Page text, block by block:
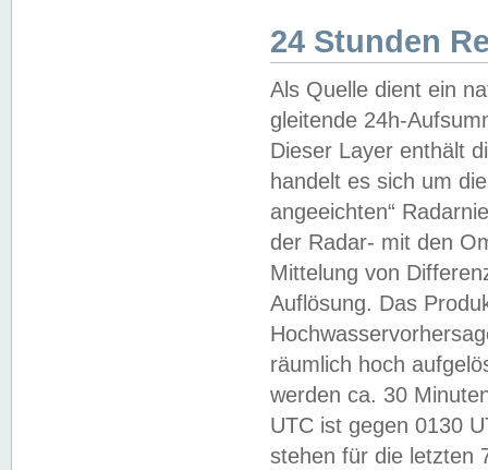
24 Stunden
Als Quelle dient ein
gleitende 24h-
Dieser Layer enthält
handelt es sich um
angeeichten“
der Radar- mit den
Mittelung von
Auflösung. Das
räumlich hoch
werden ca. 30
UTC ist gegen 0130
stehen für die letzten